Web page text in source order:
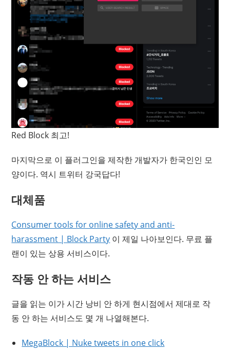
Red Block 최고!
마지막으로 이 플러그인을 제작한 개발자가 한국인인 모
양이다. 역시 트위터 강국답다!
대체품
Consumer tools for online safety and anti-
harassment | Block Party 이 제일 나아보인다. 무료 플
랜이 있는 상용 서비스이다.
작동 안 하는 서비스
글을 읽는 이가 시간 낭비 안 하게 현시점에서 제대로 작
동 안 하는 서비스도 몇 개 나열해본다.
MegaBlock | Nuke tweets in one click